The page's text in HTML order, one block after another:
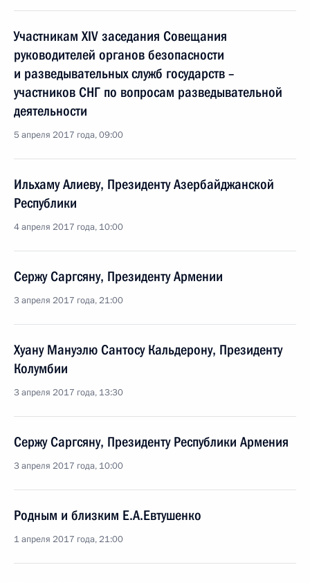
Участникам XIV заседания Совещания
руководителей органов безопасности
и разведывательных служб государств –
участников СНГ по вопросам разведывательной
деятельности
5 апреля 2017 года, 09:00
Ильхаму Алиеву, Президенту Азербайджанской
Республики
4 апреля 2017 года, 10:00
Сержу Саргсяну, Президенту Армении
3 апреля 2017 года, 21:00
Хуану Мануэлю Сантосу Кальдерону, Президенту
Колумбии
3 апреля 2017 года, 13:30
Сержу Саргсяну, Президенту Республики Армения
3 апреля 2017 года, 10:00
Родным и близким Е.А.Евтушенко
1 апреля 2017 года, 21:00